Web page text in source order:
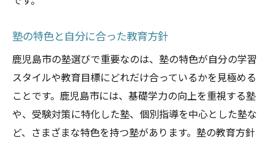
塾の特色と自分に合った教育方針
鹿児島市の塾選びで重要なのは、塾の特色が自分の学習
スタイルや教育目標にどれだけ合っているかを見極める
ことです。鹿児島市には、基礎学力の向上を重視する塾
や、受験対策に特化した塾、個別指導を中心とした塾な
ど、さまざまな特色を持つ塾があります。塾の教育方針